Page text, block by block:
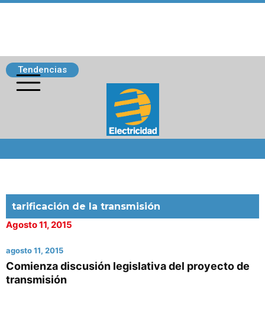
Tendencias
tarificación de la transmisión
Agosto 11, 2015
agosto 11, 2015
Comienza discusión legislativa del proyecto de
transmisión